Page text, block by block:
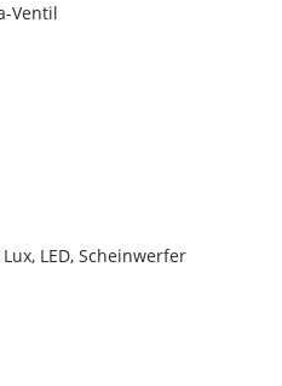
Ventil
LED, Scheinwerfer